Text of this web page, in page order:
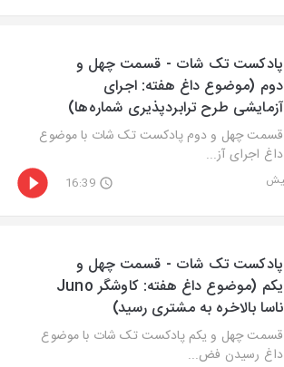
پادکست تک شات - قسمت چهل و
دوم (موضوع داغ هفته: اجرای
آزمایشی طرح ترابردپذیری شماره‌ها)
قسمت چهل و دوم پادکست تک شات با موضوع
داغ اجرای آز...
16:39
پادکست تک شات - قسمت چهل و
یکم (موضوع داغ هفته: کاوشگر Juno
ناسا بالاخره به مشتری رسید)
قسمت چهل و یکم پادکست تک شات با موضوع
داغ رسیدن فض...